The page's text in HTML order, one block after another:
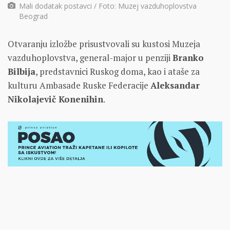
Mali dodatak postavci / Foto: Muzej vazduhoplovstva
Beograd
Otvaranju izložbe prisustvovali su kustosi Muzeja
vazduhoplovstva, general-major u penzijiBranko
Bilbija, predstavnici Ruskog doma, kao i ataše za
kulturu Ambasade Ruske Federacije Aleksandar
Nikolajevič Konenihin.